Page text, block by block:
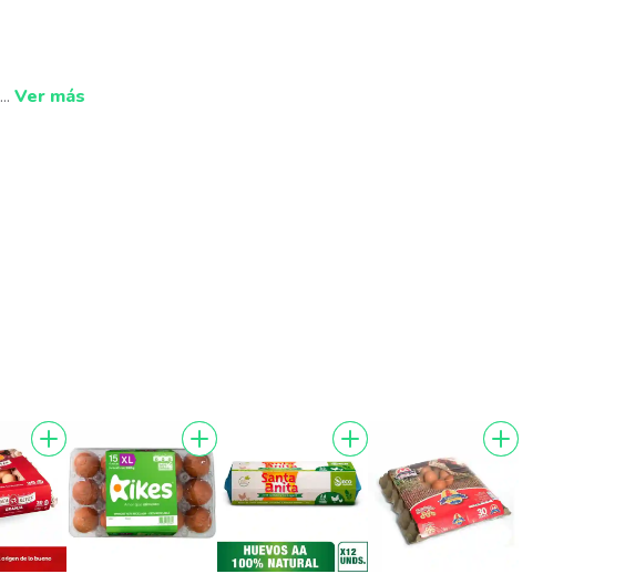
... Ver más